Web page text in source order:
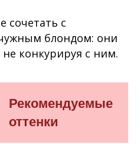
сочетать с
блондом: они
конкурируя с ним.
Рекомендуемые
оттенки